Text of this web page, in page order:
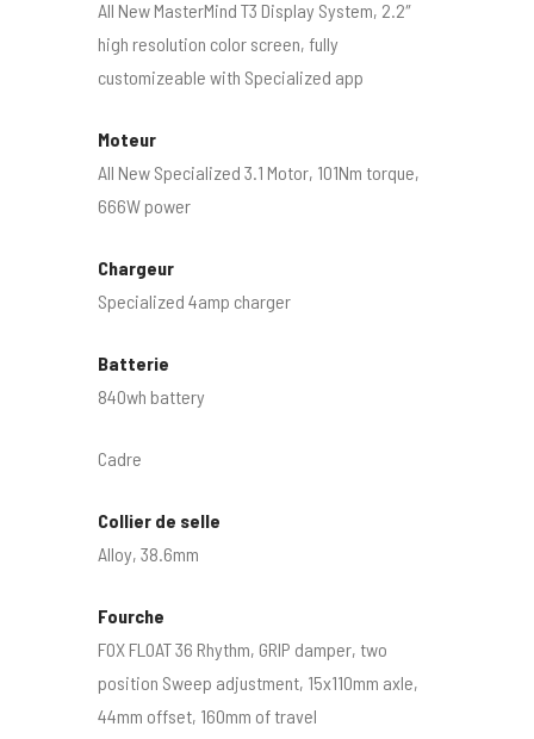
All New MasterMind T3 Display System, 2.2″
high resolution color screen, fully
customizeable with Specialized app
Moteur
All New Specialized 3.1 Motor, 101Nm torque,
666W power
Chargeur
Specialized 4amp charger
Batterie
840wh battery
Cadre
Collier de selle
Alloy, 38.6mm
Fourche
FOX FLOAT 36 Rhythm, GRIP damper, two
position Sweep adjustment, 15x110mm axle,
44mm offset, 160mm of travel